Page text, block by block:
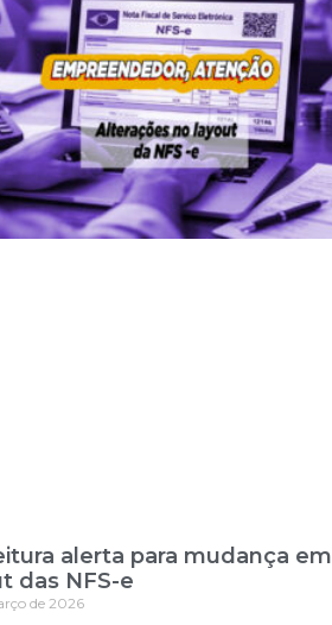
alerta para mudança em
das NFS-e
de 2026